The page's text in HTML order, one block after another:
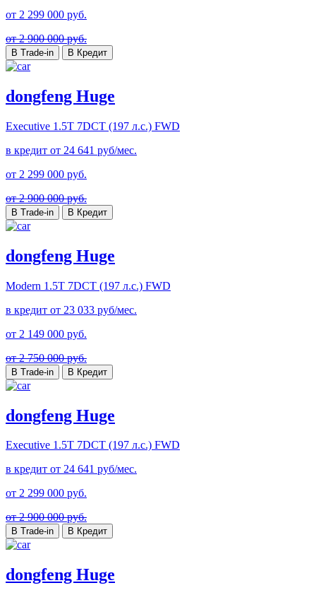
от 2 299 000 руб.
от 2 900 000 руб.
В Trade-in В Кредит
dongfeng Huge
Executive 1.5T 7DCT (197 л.с.) FWD
в кредит от 24 641 руб/мес.
от 2 299 000 руб.
от 2 900 000 руб.
В Trade-in В Кредит
dongfeng Huge
Modern 1.5T 7DCT (197 л.с.) FWD
в кредит от 23 033 руб/мес.
от 2 149 000 руб.
от 2 750 000 руб.
В Trade-in В Кредит
dongfeng Huge
Executive 1.5T 7DCT (197 л.с.) FWD
в кредит от 24 641 руб/мес.
от 2 299 000 руб.
от 2 900 000 руб.
В Trade-in В Кредит
dongfeng Huge